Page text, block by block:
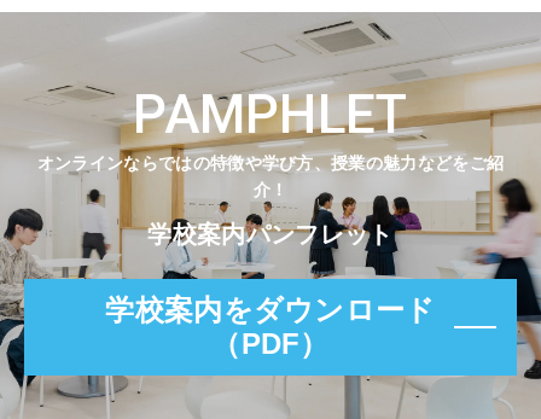
PAMPHLET
オンラインならではの特徴や学び方、授業の魅力などをご紹
介！
学校案内パンフレット
学校案内をダウンロード
（PDF）